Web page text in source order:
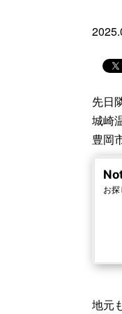
先日
城崎
豊岡
地元